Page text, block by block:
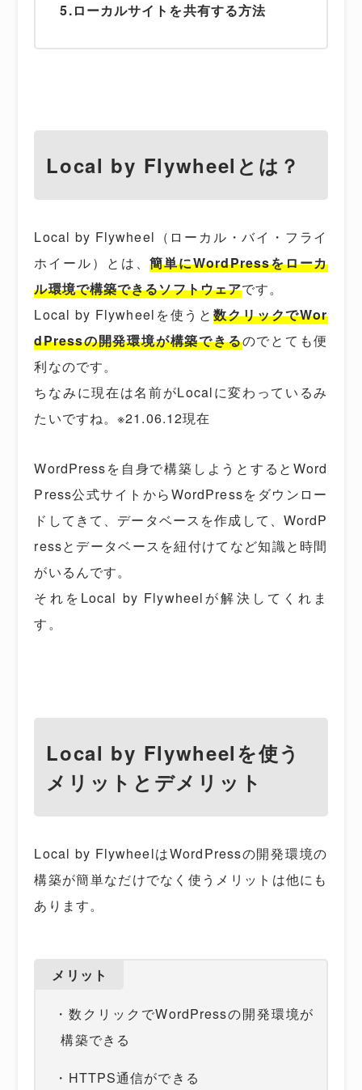
5.ローカルサイトを共有する方法
Local by Flywheelとは？
Local by Flywheel（ローカル・バイ・フライ
ホイール）とは、簡単にWordPressをローカ
ル環境で構築できるソフトウェアです。
Local by Flywheelを使うと数クリックでWor
dPressの開発環境が構築できるのでとても便
利なのです。
ちなみに現在は名前がLocalに変わっているみ
たいですね。※21.06.12現在
WordPressを自身で構築しようとするとWord
Press公式サイトからWordPressをダウンロー
ドしてきて、データベースを作成して、WordP
ressとデータベースを紐付けてなど知識と時間
がいるんです。
それをLocal by Flywheelが解決してくれま
す。
Local by Flywheelを使う
メリットとデメリット
Local by FlywheelはWordPressの開発環境の
構築が簡単なだけでなく使うメリットは他にも
あります。
メリット
・数クリックでWordPressの開発環境が
構築できる
・HTTPS通信ができる